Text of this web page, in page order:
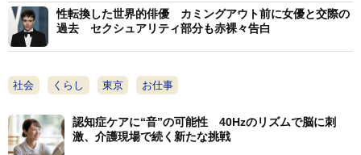
という感じでした。（地元では）友人と恋愛の話ができ
ないので、『恋愛には興味がない』というキャラを貫き
縄出身なのですが、セクシャリティーにオープンな方が
多くて、１学年に１人は当時者の方がいらっしゃった。
性転換した世界的俳優 カミングアウト前に女優と交際の
過去 セクシュアリティ部分も赤裸々告白
社会 くらし 東京 お仕事
認知症ケアに“音”の可能性 40Hzのリズムで脳に刺
激、介護現場で続く新たな挑戦